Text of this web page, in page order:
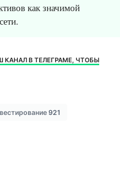
как значимой
В ТЕЛЕГРАМЕ, ЧТОБЫ
921